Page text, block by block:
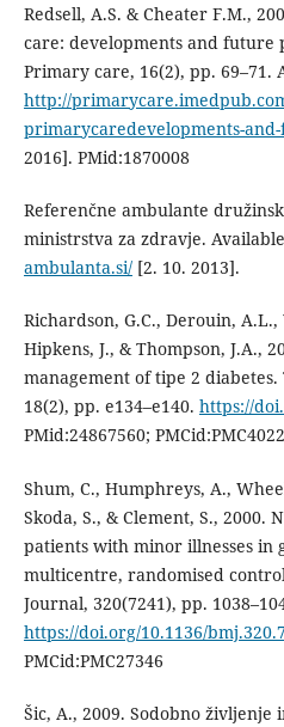
Redsell, A.S. & Cheater F.M.,
care: developments and future
Primary care, 16(2), pp. 69–71.
http://
primarycaredevelopments-
2016]. PMid:1870008
Referenčne ambulante
ministrstva za zdravje.
ambulanta.si/[2. 10. 2013].
Richardson, G.C., Derouin,
Hipkens, J., & Thompson, J.A.,
management of tipe 2
18(2), pp. e134–e140. https://
PMid:24867560;
Shum, C., Humphreys, A.,
Skoda, S., & Clement, S., 2000.
patients with minor illnesses in
multicentre, randomised
Journal, 320(7241), pp.
https://doi.org/10.1136/
PMCid:PMC27346
Šic, A., 2009. Sodobno življenje